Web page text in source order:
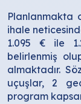
Planlanmakta
ihale
1.095 € ile
belirlenmiş
almaktadır.
uçuşlar, 2
program